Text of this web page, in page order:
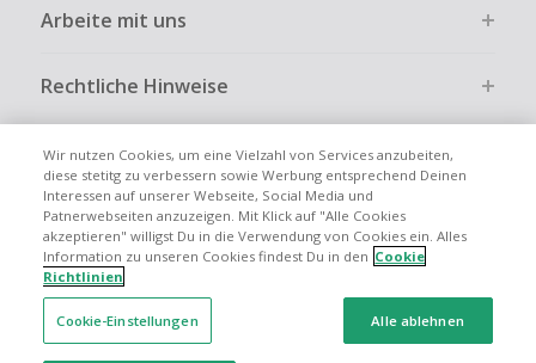
Cashback ausgeschlossen.
über TopCashback gestartet wurde.
Arbeite mit uns
Rechtliche Hinweise
Globale Websites UK US CN JP FR AU
Wir nutzen Cookies, um eine Vielzahl von Services anzubeiten,
diese stetitg zu verbessern sowie Werbung entsprechend Deinen
Interessen auf unserer Webseite, Social Media und
Patnerwebseiten anzuzeigen. Mit Klick auf "Alle Cookies
akzeptieren" willigst Du in die Verwendung von Cookies ein. Alles
Information zu unseren Cookies findest Du in den Cookie
Richtlinien
Cookie-Einstellungen Alle ablehnen